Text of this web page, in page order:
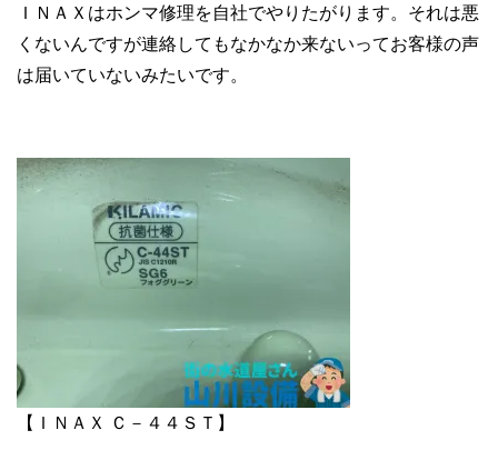
ＩＮＡＸはホンマ修理を自社でやりたがります。それは悪
くないんですが連絡してもなかなか来ないってお客様の声
は届いていないみたいです。
【ＩＮＡＸ Ｃ－４４ＳＴ】